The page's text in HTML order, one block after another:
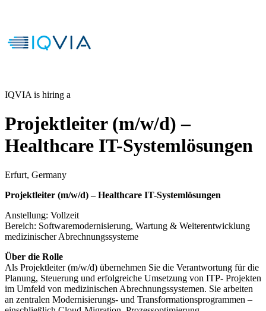
IQVIA is hiring a
Projektleiter (m/w/d) –
Healthcare IT-Systemlösungen
Erfurt, Germany
Projektleiter (m/w/d) – Healthcare IT-Systemlösungen
Anstellung: Vollzeit
Bereich: Softwaremodernisierung, Wartung & Weiterentwicklung
medizinischer Abrechnungssysteme
Über die Rolle
Als Projektleiter (m/w/d) übernehmen Sie die Verantwortung für die
Planung, Steuerung und erfolgreiche Umsetzung von ITP- Projekten
im Umfeld von medizinischen Abrechnungssystemen. Sie arbeiten
an zentralen Modernisierungs- und Transformationsprogrammen –